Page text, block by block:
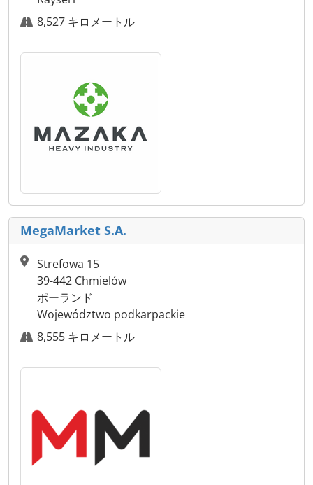
8,527 キロメートル
MegaMarket S.A.
Strefowa 15
39-442 Chmielów
ポーランド
Województwo podkarpackie
8,555 キロメートル